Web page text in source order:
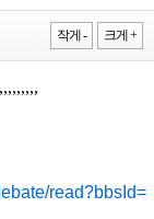
작게 - 크게 +
read?bbsId=